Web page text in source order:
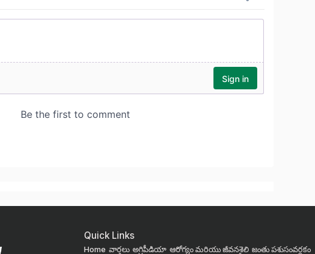
Quick Links
Home వార్తలు అగ్రిపీడియా ఆరోగ్యం మరియు జీవనశైలి జంతు పశుసంవర్ధకం